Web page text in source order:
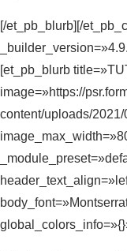
[/et_pb_blurb][/
[et_pb_blurb
image=»https://
content/uploads/